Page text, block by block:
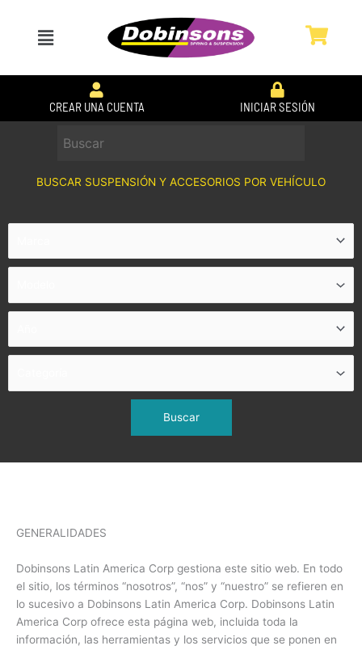
contenido
Menú
CREAR UNA CUENTA INICIAR SESIÓN
BUSCAR SUSPENSIÓN Y ACCESORIOS POR VEHÍCULO
GENERALIDADES
Dobinsons Latin America Corp gestiona este sitio web. En todo
el sitio, los términos “nosotros”, “nos” y “nuestro” se refieren en
lo sucesivo a Dobinsons Latin America Corp. Dobinsons Latin
America Corp ofrece esta página web, incluida toda la
información, las herramientas y los servicios que se ponen en